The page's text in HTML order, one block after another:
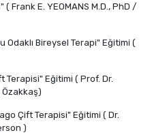
Frank E. YEOMANS M.D., PhD /
Bireysel Terapi" Eğitimi (
Terapisi" Eğitimi ( Prof. Dr.
Özakkaş)
Çift Terapisi" Eğitimi ( Dr.
)